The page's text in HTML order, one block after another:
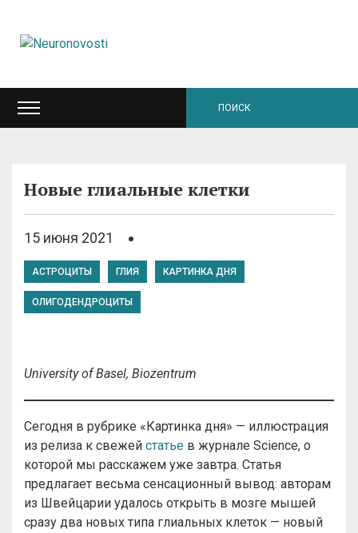
Новые глиальные клетки
15 июня 2021
АСТРОЦИТЫ ГЛИЯ КАРТИНКА ДНЯ
ОЛИГОДЕНДРОЦИТЫ
University of Basel, Biozentrum
Сегодня в рубрике «Картинка дня» — иллюстрация
из релиза к свежей статье в журнале Science, о
которой мы расскажем уже завтра. Статья
предлагает весьма сенсационный вывод: авторам
из Швейцарии удалось открыть в мозге мышей
сразу два новых типа глиальных клеток — новый